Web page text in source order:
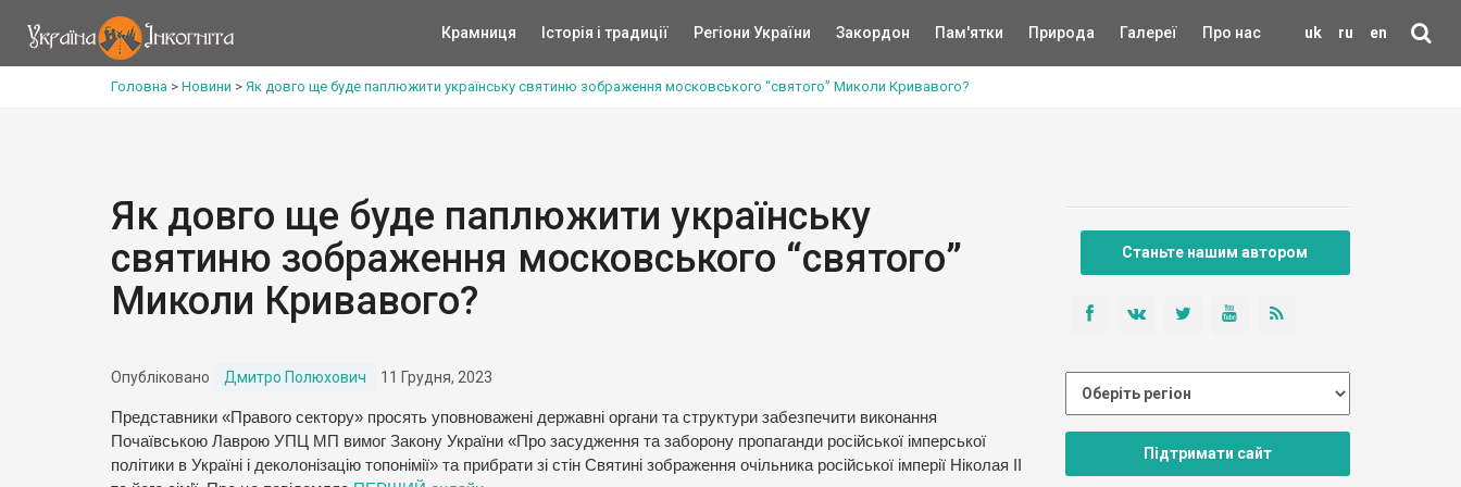
uk ru en
Крамниця Історія і традиції Регіони України Закордон Пам'ятки Природа Галереї Про нас
Головна > Новини > Як довго ще буде паплюжити українську святиню зображення московського “святого” Миколи Кривавого?
Як довго ще буде паплюжити українську
святиню зображення московського “святого”
Миколи Кривавого?
Опубліковано Дмитро Полюхович 11 Грудня, 2023
Представники «Правого сектору» просять уповноважені державні органи та структури забезпечити виконання
Почаївською Лаврою УПЦ МП вимог Закону України «Про засудження та заборону пропаганди російської імперської
політики в Україні і деколонізацію топонімії» та прибрати зі стін Святині зображення очільника російської імперії Ніколая ІІ
Станьте нашим автором
Підтримати сайт